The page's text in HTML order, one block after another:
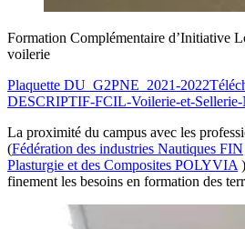
Formation Complémentaire d’Initiative
voilerie
Plaquette DU_G2PNE_2021-2022
DESCRIPTIF-FCIL-Voilerie-et-Sellerie-
La proximité du campus avec les
(Fédération des industries Nautiques FIN
Plasturgie et des Composites POLYVIA
finement les besoins en formation des